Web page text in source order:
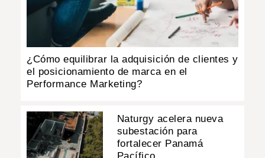
¿Cómo equilibrar la adquisición de clientes y
el posicionamiento de marca en el
Performance Marketing?
Naturgy acelera nueva
subestación para
fortalecer Panamá
Pacífico